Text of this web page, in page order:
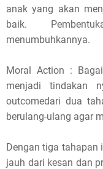
anak yang akan
baik.
menumbuhkannya.
Moral Action :
menjadi tindakan
outcomedari dua
berulang-ulang agar
Dengan tiga tahapan
jauh dari kesan dan